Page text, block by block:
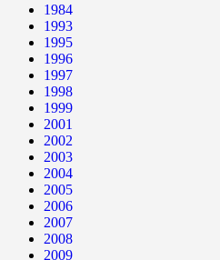
1984
1993
1995
1996
1997
1998
1999
2001
2002
2003
2004
2005
2006
2007
2008
2009